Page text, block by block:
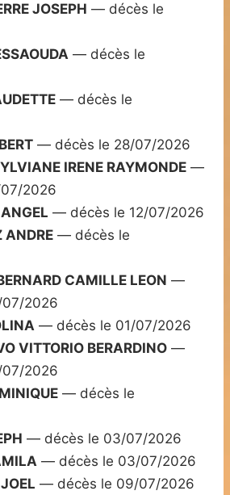
JOSEPH — décès le
— décès le
— décès le
— décès le 28/07/2026
IRENE RAYMONDE —
2026
— décès le 12/07/2026
ANDRE — décès le
CAMILLE LEON —
2026
— décès le 01/07/2026
VITTORIO BERARDINO —
2026
— décès le
— décès le 03/07/2026
— décès le 03/07/2026
— décès le 09/07/2026